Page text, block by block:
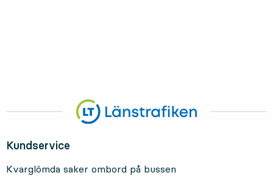
Kundservice
Kvarglömda saker ombord på bussen